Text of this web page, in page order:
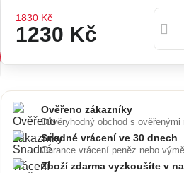
1830 Kč
1230 Kč
Ověřeno zákazníky
Důvěryhodný obchod s ověřenými
Snadné vrácení ve 30 dnech
Garance vrácení peněz nebo
Zboží zdarma vyzkoušíte v